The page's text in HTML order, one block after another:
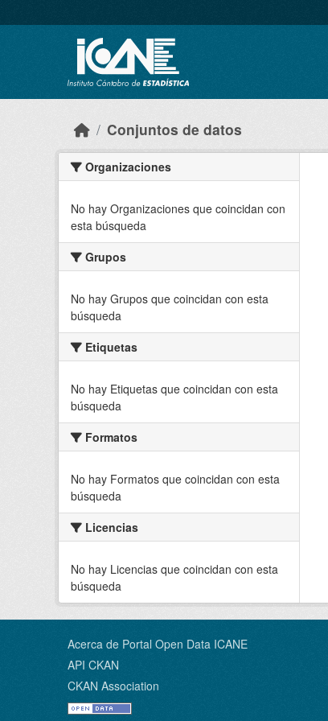
Conjuntos de datos
Organizaciones
No hay Organizaciones que coincidan con
esta búsqueda
Grupos
No hay Grupos que coincidan con esta
búsqueda
Etiquetas
No hay Etiquetas que coincidan con esta
búsqueda
Formatos
No hay Formatos que coincidan con esta
búsqueda
Licencias
No hay Licencias que coincidan con esta
búsqueda
Acerca de Portal Open Data ICANE
API CKAN
CKAN Association